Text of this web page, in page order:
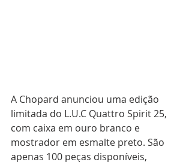
A Chopard anunciou uma edição
limitada do L.U.C Quattro Spirit 25,
com caixa em ouro branco e
mostrador em esmalte preto. São
apenas 100 peças disponíveis,